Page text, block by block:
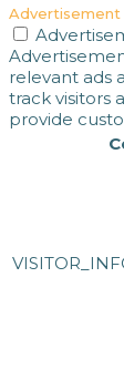
Advertisement
relevant ads
track visitors
provide